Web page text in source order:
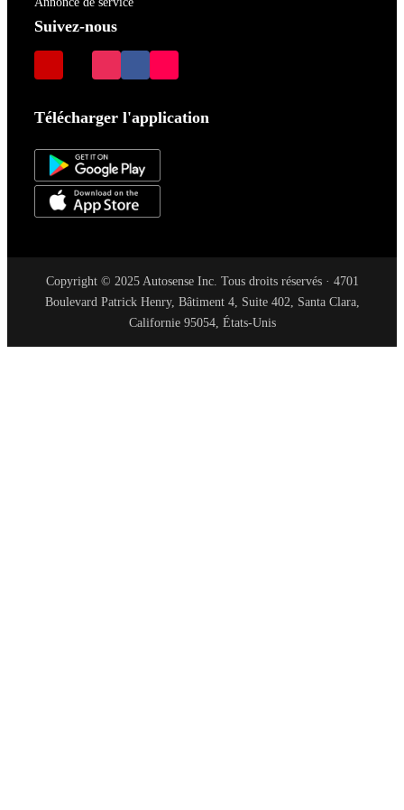
Suivez-nous
Télécharger l'application
Copyright © 2025 Autosense Inc. Tous droits réservés · 4701
Boulevard Patrick Henry, Bâtiment 4, Suite 402, Santa Clara,
Californie 95054, États-Unis